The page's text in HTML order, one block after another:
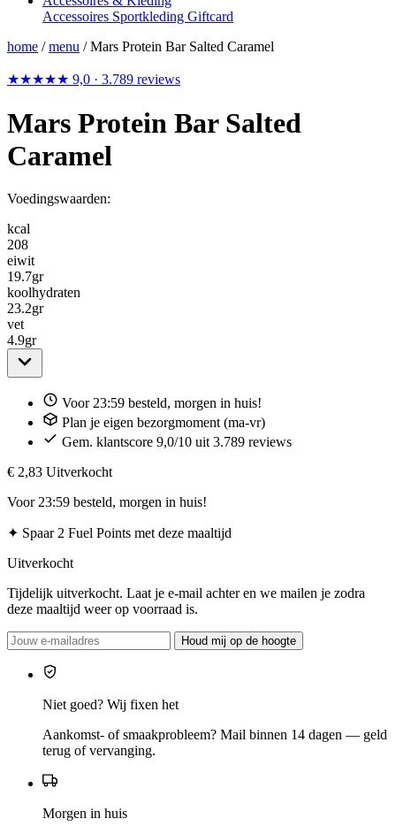
Accessoires Sportkleding Giftcard
home / menu / Mars Protein Bar Salted Caramel
★★★★★ 9,0 · 3.789 reviews
Mars Protein Bar Salted
Caramel
Voedingswaarden:
kcal
208
eiwit
19.7gr
koolhydraten
23.2gr
vet
4.9gr
Voor 23:59 besteld, morgen in huis!
Plan je eigen bezorgmoment (ma-vr)
Gem. klantscore 9,0/10 uit 3.789 reviews
€ 2,83 Uitverkocht
Voor 23:59 besteld, morgen in huis!
✦ Spaar 2 Fuel Points met deze maaltijd
Uitverkocht
Tijdelijk uitverkocht. Laat je e-mail achter en we mailen je zodra
deze maaltijd weer op voorraad is.
Houd mij op de hoogte
Niet goed? Wij fixen het
Aankomst- of smaakprobleem? Mail binnen 14 dagen — geld
terug of vervanging.
Morgen in huis